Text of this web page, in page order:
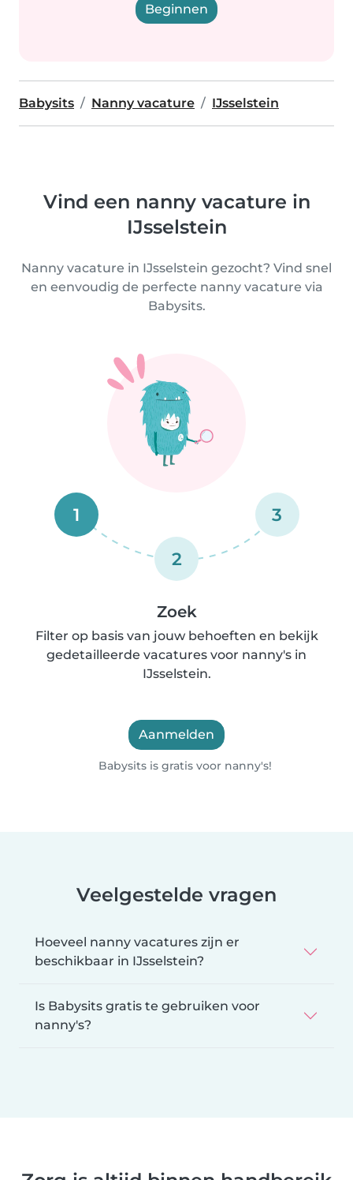
Beginnen
Babysits Nanny vacature IJsselstein
Vind een nanny vacature in
IJsselstein
Nanny vacature in IJsselstein gezocht? Vind snel
en eenvoudig de perfecte nanny vacature via
Babysits.
1
2
3
Zoek
Filter op basis van jouw behoeften en bekijk
gedetailleerde vacatures voor nanny's in
IJsselstein.
Aanmelden
Babysits is gratis voor nanny's!
Veelgestelde vragen
Hoeveel nanny vacatures zijn er
beschikbaar in IJsselstein?
Is Babysits gratis te gebruiken voor
nanny's?